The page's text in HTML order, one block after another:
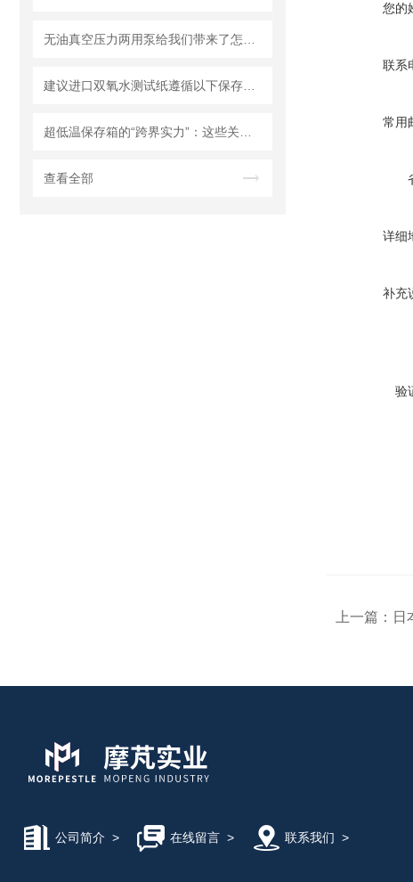
查看全部
您的
联系
常用
详细
补充
验
上一篇： 日
公司简介 > 在线留言> 联系我们 >